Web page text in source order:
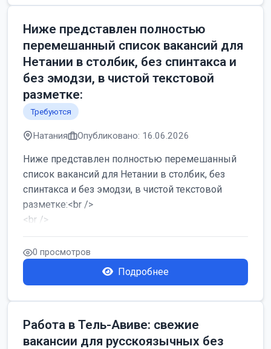
Ниже представлен полностью
перемешанный список вакансий для
Нетании в столбик, без спинтакса и
без эмодзи, в чистой текстовой
разметке:
Требуются
Натания Опубликовано: 16.06.2026
Ниже представлен полностью перемешанный
список вакансий для Нетании в столбик, без
спинтакса и без эмодзи, в чистой текстовой
разметке:<br />
<br />
Работа в Нетании на мебельном производстве:
требу...
0 просмотров
Подробнее
Работа в Тель-Авиве: свежие
вакансии для русскоязычных без